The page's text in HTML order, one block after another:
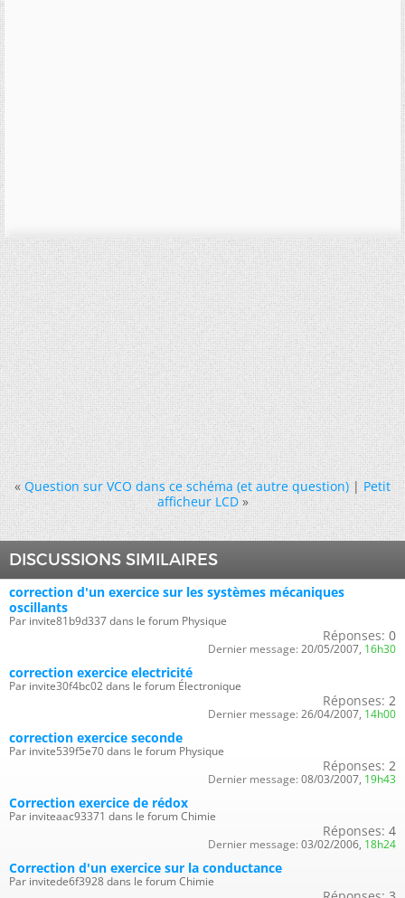
« Question sur VCO dans ce schéma (et autre question)|Petit
afficheur LCD »
DISCUSSIONS SIMILAIRES
correction d'un exercice sur les systèmes mécaniques
oscillants
Par invite81b9d337 dans le forum Physique
Réponses: 0
Dernier message: 20/05/2007, 16h30
correction exercice electricité
Par invite30f4bc02 dans le forum Électronique
Réponses: 2
Dernier message: 26/04/2007, 14h00
correction exercice seconde
Par invite539f5e70 dans le forum Physique
Réponses: 2
Dernier message: 08/03/2007, 19h43
Correction exercice de rédox
Par inviteaac93371 dans le forum Chimie
Réponses: 4
Dernier message: 03/02/2006, 18h24
Correction d'un exercice sur la conductance
Par invitede6f3928 dans le forum Chimie